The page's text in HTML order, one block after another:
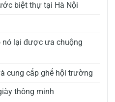
biệt thự tại Hà Nội
nó lại được ưa chuộng
cung cấp ghế hội trường
thông minh